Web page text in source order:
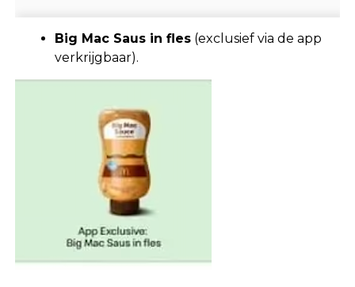
Big Mac Saus in fles(exclusief via de app
verkrijgbaar).